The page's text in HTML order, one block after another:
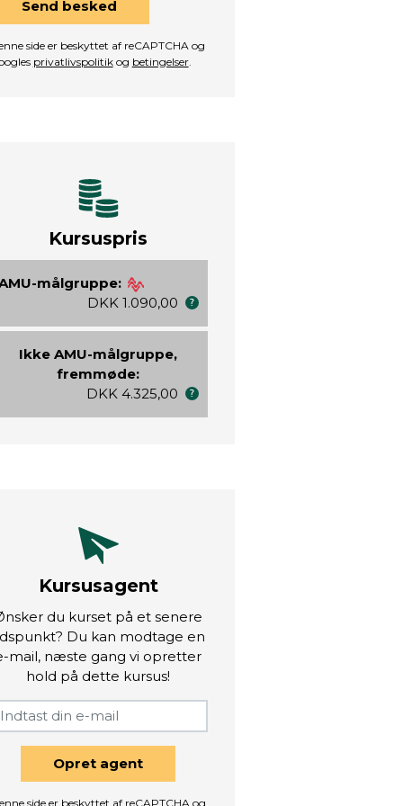
Send besked
side er beskyttet af reCAPTCHA og
privatlivspolitikog betingelser.
Kursuspris
målgruppe:
DKK 1.090,00
Ikke AMU-målgruppe,
fremmøde:
DKK 4.325,00
Kursusagent
du kurset på et senere
Du kan modtage en
mail, næste gang vi opretter
hold på dette kursus!
Opret agent
side er beskyttet af reCAPTCHA og